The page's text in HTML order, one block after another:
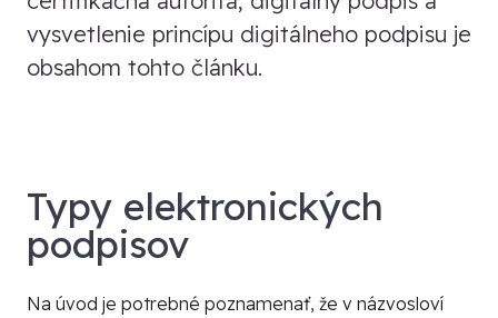
vysvetlenie princípu digitálneho podpisu je
obsahom tohto článku.
Typy elektronických
podpisov
Na úvod je potrebné poznamenať, že v názvosloví